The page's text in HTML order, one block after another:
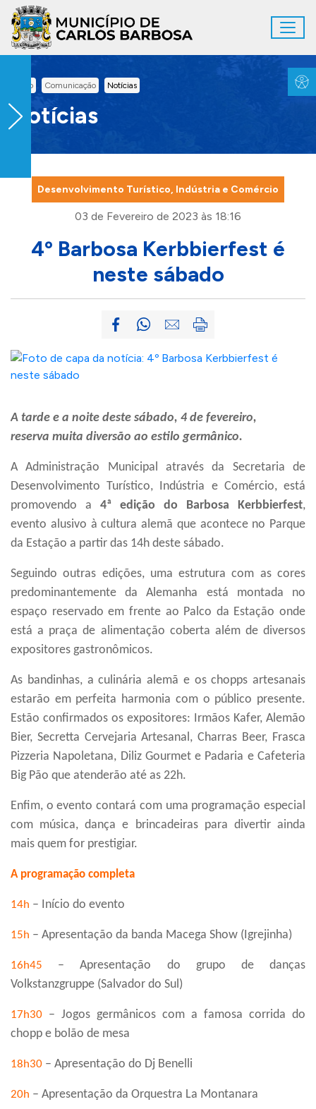
Ir para conteúdo principal
Inicio Comunicação Notícias
Notícias
Desenvolvimento Turístico, Indústria e Comércio
03 de Fevereiro de 2023 às 18:16
4º Barbosa Kerbbierfest é
neste sábado
A tarde e a noite deste sábado, 4 de fevereiro,
reserva muita diversão ao estilo germânico.
A Administração Municipal através da Secretaria de
Desenvolvimento Turístico, Indústria e Comércio, está
promovendo a 4ª edição do Barbosa Kerbbierfest,
evento alusivo à cultura alemã que acontece no Parque
da Estação a partir das 14h deste sábado.
Seguindo outras edições, uma estrutura com as cores
predominantemente da Alemanha está montada no
espaço reservado em frente ao Palco da Estação onde
está a praça de alimentação coberta além de diversos
expositores gastronômicos.
As bandinhas, a culinária alemã e os chopps artesanais
estarão em perfeita harmonia com o público presente.
Estão confirmados os expositores: Irmãos Kafer, Alemão
Bier, Secretta Cervejaria Artesanal, Charras Beer, Frasca
Pizzeria Napoletana, Diliz Gourmet e Padaria e Cafeteria
Big Pão que atenderão até as 22h.
Enfim, o evento contará com uma programação especial
com música, dança e brincadeiras para divertir ainda
mais quem for prestigiar.
A programação completa
14h – Início do evento
15h – Apresentação da banda Macega Show (Igrejinha)
16h45
– Apresentação do grupo de danças
Volkstanzgruppe (Salvador do Sul)
17h30 – Jogos germânicos com a famosa corrida do
chopp e bolão de mesa
18h30 – Apresentação do Dj Benelli
20h – Apresentação da Orquestra La Montanara